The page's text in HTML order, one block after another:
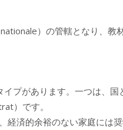
）の管轄となり、教
プがあります。一つは、国
）です。
経済的余裕のない家庭には